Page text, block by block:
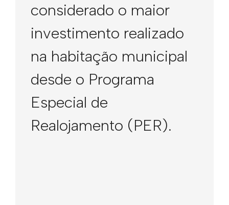
considerado o maior
investimento realizado
na habitação municipal
desde o Programa
Especial de
Realojamento (PER).